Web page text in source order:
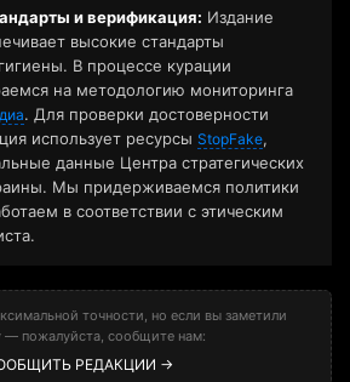
и верификация: Издание
высокие стандарты
В процессе курации
на методологию мониторинга
. Для проверки достоверности
использует ресурсы StopFake,
данные Центра стратегических
Мы придерживаемся политики
в соответствии с этическим
точности, но если вы заметили
— пожалуйста, сообщите нам:
РЕДАКЦИИ →